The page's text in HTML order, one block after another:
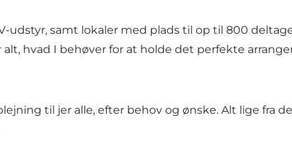
udstyr, samt lokaler med plads til op til 800
hvad I behøver for at holde det perfekte
til jer alle, efter behov og ønske. Alt lige